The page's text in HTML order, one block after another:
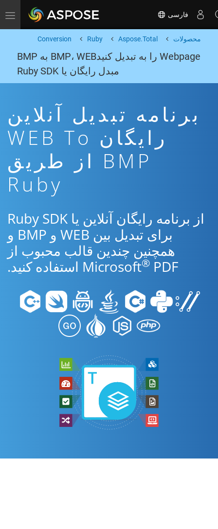
Toggle navigation فارسی
محصولات Aspose.Total
Ruby
Conversion
Webpage را به تبدیل کنیدBMP، WEB به BMP
مبدل رایگان یا Ruby SDK
برنامه تبدیل آنلاین
رایگان WEB To
BMP از طریق
Ruby
از برنامه رایگان آنلاین یا Ruby SDK
برای تبدیل بین WEB و BMP و
همچنین چندین قالب محبوب از
Microsoft® PDF استفاده کنید.